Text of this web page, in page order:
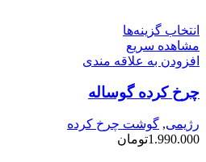
انتخاب گزینه‌ها
دارای
مختلفی
می
باشد.
گزینه
مشاهده سریع
افزودن به علاقه مندی
چرخ کرده گوساله
رژیمی, گوشت چرخ کرده
1.990.000تومان